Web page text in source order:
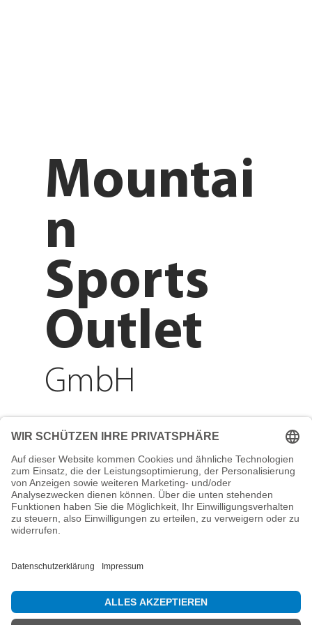
Adresse
Reichenberger Str. 1
84130 Dingolfing
Telefon
info@mountain-sports-
Mountai
n
Sports
Outlet
GmbH